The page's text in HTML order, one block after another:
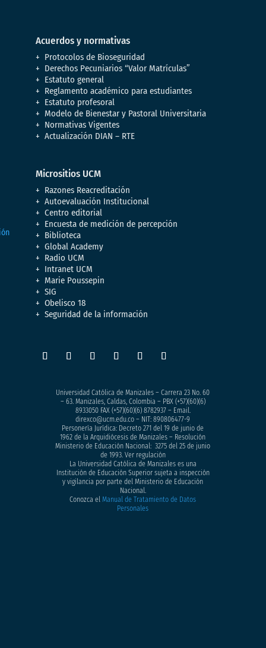
Acuerdos y normativas
Protocolos de Bioseguridad
Derechos Pecuniarios “Valor Matrículas”
Estatuto general
Reglamento académico para estudiantes
Estatuto profesoral
Modelo de Bienestar y Pastoral Universitaria
Normativas Vigentes
Actualización DIAN – RTE
Micrositios UCM
Razones Reacreditación
Autoevaluación Institucional
Centro editorial
Encuesta de medición de percepción
Biblioteca
Global Academy
Radio UCM
Intranet UCM
Marie Poussepin
SIG
Obelisco 18
Seguridad de la información
Universidad Católica de Manizales – Carrera 23 No. 60
– 63. Manizales, Caldas, Colombia – PBX (+57)(60)(6)
8933050FAX (+57)(60)(6) 8782937 – Email.
direxco@ucm.edu.co – NIT: 890806477-9
Personería Jurídica: Decreto 271 del 19 de junio de
1962 de la Arquidiócesis de Manizales – Resolución
Ministerio de Educación Nacional: 3275 del 25 de junio
de 1993. Ver regulación
La Universidad Católica de Manizales es una
Institución de Educación Superior sujeta a inspección
y vigilancia por parte del Ministerio de Educación
Nacional.
Conozca elManual de Tratamiento de Datos
Personales